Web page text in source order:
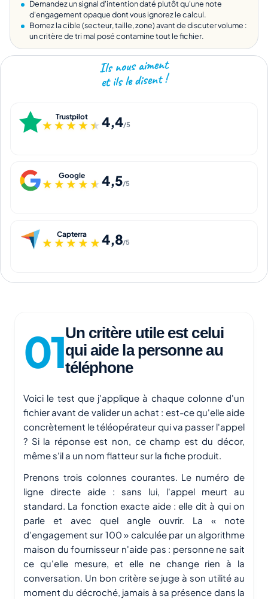
Demandez un signal d'intention daté plutôt qu'une note
d'engagement opaque dont vous ignorez le calcul.
Bornez la cible (secteur, taille, zone) avant de discuter volume :
un critère de tri mal posé contamine tout le fichier.
Ils nous aiment
et ils le disent !
Trustpilot
★★★★★
★★★★★ 4,4/5
Google
★★★★★
★★★★★ 4,5/5
Capterra
★★★★★
★★★★★4,8/5
Un critère utile est celui
qui aide la personne au
téléphone
Voici le test que j'applique à chaque colonne d'un
fichier avant de valider un achat : est-ce qu'elle aide
concrètement le téléopérateur qui va passer l'appel
? Si la réponse est non, ce champ est du décor,
même s'il a un nom flatteur sur la fiche produit.
Prenons trois colonnes courantes. Le numéro de
ligne directe aide : sans lui, l'appel meurt au
standard. La fonction exacte aide : elle dit à qui on
parle et avec quel angle ouvrir. La « note
d'engagement sur 100 » calculée par un algorithme
maison du fournisseur n'aide pas : personne ne sait
ce qu'elle mesure, et elle ne change rien à la
conversation. Un bon critère se juge à son utilité au
moment du décroché, jamais à sa présence dans la